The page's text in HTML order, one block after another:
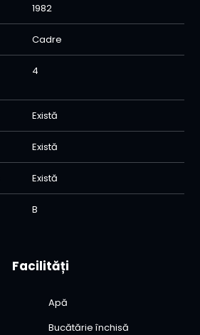
1982
Cadre
4
Există
Există
Există
B
Facilități
Apă
Bucătărie închisă